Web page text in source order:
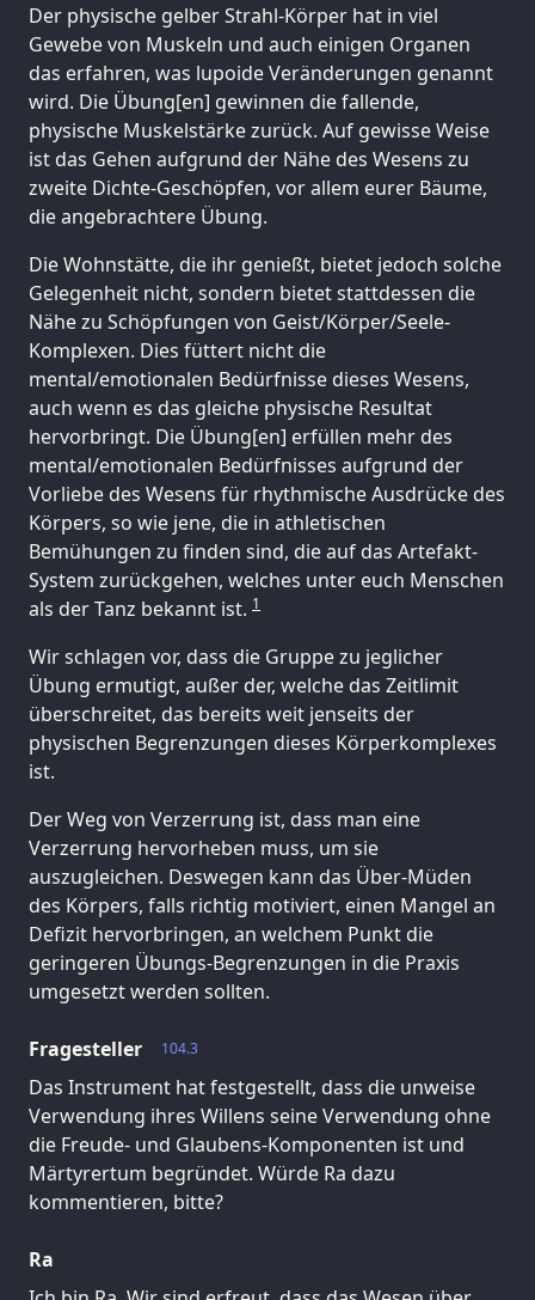
Der physische gelber Strahl-Körper hat in viel
Gewebe von Muskeln und auch einigen Organen
das erfahren, was lupoide Veränderungen genannt
wird. Die Übung[en] gewinnen die fallende,
physische Muskelstärke zurück. Auf gewisse Weise
ist das Gehen aufgrund der Nähe des Wesens zu
zweite Dichte-Geschöpfen, vor allem eurer Bäume,
die angebrachtere Übung.
Die Wohnstätte, die ihr genießt, bietet jedoch solche
Gelegenheit nicht, sondern bietet stattdessen die
Nähe zu Schöpfungen von Geist/Körper/Seele-
Komplexen. Dies füttert nicht die
mental/emotionalen Bedürfnisse dieses Wesens,
auch wenn es das gleiche physische Resultat
hervorbringt. Die Übung[en] erfüllen mehr des
mental/emotionalen Bedürfnisses aufgrund der
Vorliebe des Wesens für rhythmische Ausdrücke des
Körpers, so wie jene, die in athletischen
Bemühungen zu finden sind, die auf das Artefakt-
System zurückgehen, welches unter euch Menschen
als der Tanz bekannt ist. 1
Wir schlagen vor, dass die Gruppe zu jeglicher
Übung ermutigt, außer der, welche das Zeitlimit
überschreitet, das bereits weit jenseits der
physischen Begrenzungen dieses Körperkomplexes
ist.
Der Weg von Verzerrung ist, dass man eine
Verzerrung hervorheben muss, um sie
auszugleichen. Deswegen kann das Über-Müden
des Körpers, falls richtig motiviert, einen Mangel an
Defizit hervorbringen, an welchem Punkt die
geringeren Übungs-Begrenzungen in die Praxis
umgesetzt werden sollten.
104.3
Fragesteller
Das Instrument hat festgestellt, dass die unweise
Verwendung ihres Willens seine Verwendung ohne
die Freude- und Glaubens-Komponenten ist und
Märtyrertum begründet. Würde Ra dazu
kommentieren, bitte?
Ra